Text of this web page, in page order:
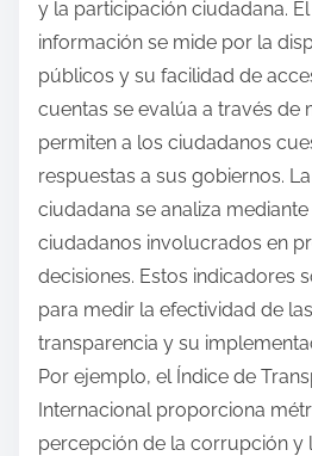
y la participación ciudadana.
información se mide por la
públicos y su facilidad de
cuentas se evalúa a través de
permiten a los ciudadanos
respuestas a sus gobiernos.
ciudadana se analiza
ciudadanos involucrados en
decisiones. Estos indicadores
para medir la efectividad de
transparencia y su
Por ejemplo, el Índice de
Internacional proporciona
percepción de la corrupción y